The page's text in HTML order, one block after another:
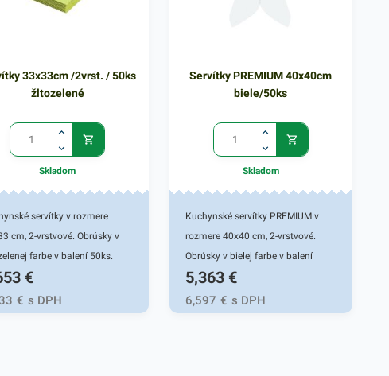
33x33cm /2vrst. / 50ks
žltozelené
Skladom
servítky v rozmere
cm, 2-vrstvové. Obrúsky v
farbe v balení 50ks.
sa v reštauráciách, v
a pod.
prevedenie kvalitného
€
€ s DPH
Servítky PREMIUM 40x40cm
biele/50ks
Skladom
Kuchynské servítky PREMIUM v
rozmere 40x40 cm, 2-vrstvové.
Obrúsky v bielej farbe v balení
50ks. Používajú sa v
reštauráciách, v domácnostiach a
pod. Dvojvrstvové prevedenie
5,363 €
6,597 € s DPH